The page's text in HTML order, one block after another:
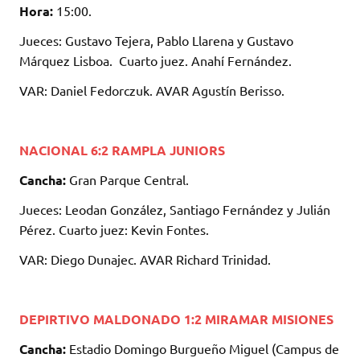
Hora: 15:00.
Jueces: Gustavo Tejera, Pablo Llarena y Gustavo
Márquez Lisboa. Cuarto juez. Anahí Fernández.
VAR: Daniel Fedorczuk. AVAR Agustín Berisso.
NACIONAL 6:2 RAMPLA JUNIORS
Cancha: Gran Parque Central.
Jueces: Leodan González, Santiago Fernández y Julián
Pérez. Cuarto juez: Kevin Fontes.
VAR: Diego Dunajec. AVAR Richard Trinidad.
DEPIRTIVO MALDONADO 1:2 MIRAMAR MISIONES
Cancha: Estadio Domingo Burgueño Miguel (Campus de